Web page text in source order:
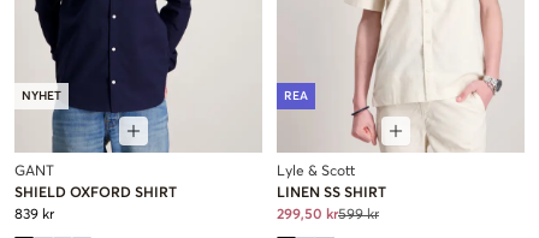
NYHET
GANT
SHIELD OXFORD SHIRT
839 kr
REA
Lyle & Scott
LINEN SS SHIRT
299,50 kr599 kr